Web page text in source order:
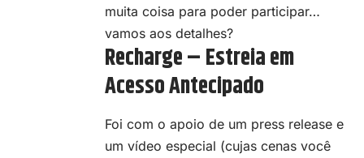
muita coisa para poder participar…
vamos aos detalhes?
Recharge – Estreia em
Acesso Antecipado
Foi com o apoio de um press release e
um vídeo especial (cujas cenas você